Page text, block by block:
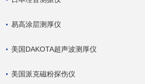
易高涂层测厚仪
美国DAKOTA超声波测厚仪
美国派克磁粉探伤仪